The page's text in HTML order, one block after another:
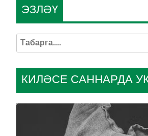
КИЛӘСЕ САННАРДА
ЭЗЛӘҮ